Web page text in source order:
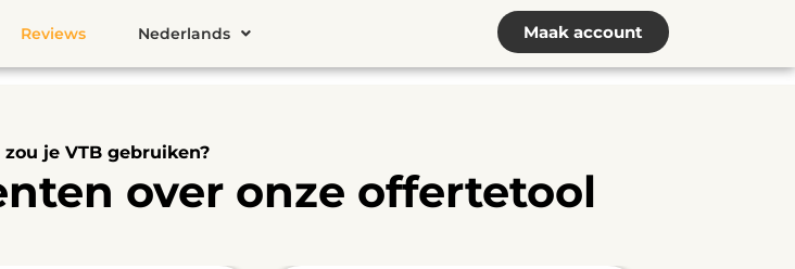
Reviews Nederlands Maak account
je VTB gebruiken?
over onze offertetool